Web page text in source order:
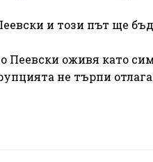
и този път ще
Пеевски оживя като
не търпи